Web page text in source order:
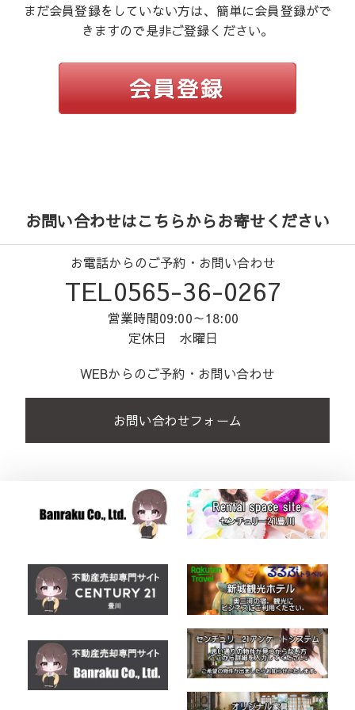
まだ会員登録をしていない方は、簡単に会員登録がで
きますので是非ご登録ください。
お問い合わせはこちらからお寄せください
お電話からのご予約・お問い合わせ
TEL0565-36-0267
営業時間09:00～18:00
定休日 水曜日
WEBからのご予約・お問い合わせ
お問い合わせフォーム